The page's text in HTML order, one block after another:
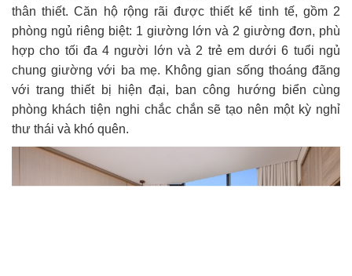
thân thiết. Căn hộ rộng rãi được thiết kế tinh tế, gồm 2
phòng ngủ riêng biệt: 1 giường lớn và 2 giường đơn, phù
hợp cho tối đa 4 người lớn và 2 trẻ em dưới 6 tuổi ngủ
chung giường với ba mẹ. Không gian sống thoáng đãng
với trang thiết bị hiện đại, ban công hướng biển cùng
phòng khách tiện nghi chắc chắn sẽ tạo nên một kỳ nghỉ
thư thái và khó quên.